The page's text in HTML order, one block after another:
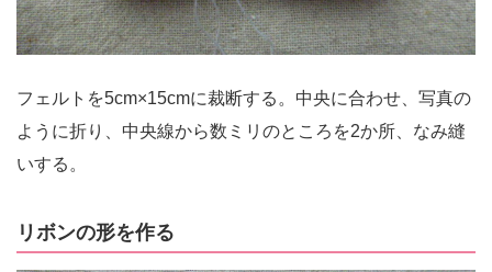
フェルトを5cm×15cmに裁断する。中央に合わせ、写真の
ように折り、中央線から数ミリのところを2か所、なみ縫
いする。
リボンの形を作る